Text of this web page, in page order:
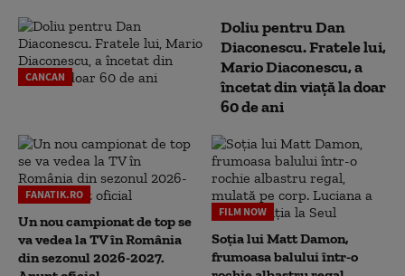
CANCAN
Doliu pentru Dan
Diaconescu. Fratele lui,
Mario Diaconescu, a
încetat din viață la doar
60 de ani
FANATIK.RO
Un nou campionat de top se
va vedea la TV în România
din sezonul 2026-2027.
FILM NOW
Soția lui Matt Damon,
frumoasa balului într-o